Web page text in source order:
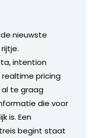
nieuwste
intention
pricing
te graag
die voor
is. Een
begint staat